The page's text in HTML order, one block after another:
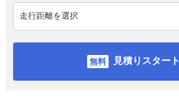
見積りスタート